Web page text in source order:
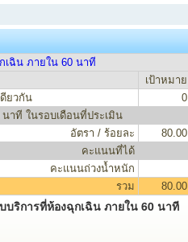
เฉิน ภายใน 60 นาที
เป้าหมาย
ยวกัน
0
าที ในรอบเดือนที่ประเมิน
อัตรา / ร้อยละ
80.00
คะแนนที่ได้
คะแนนถ่วงน้ำหนัก
รวม
80.00
บริการที่ห้องฉุกเฉิน ภายใน 60 นาที